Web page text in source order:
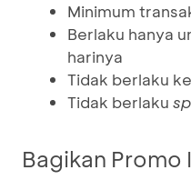
Minimum
Berlaku hanya
harinya
Tidak berlaku
Tidak berlaku
Bagikan Promo